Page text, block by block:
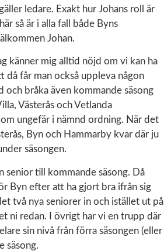
ledare. Exakt hur Johans roll är
så är i alla fall både Byns
Johan.
känner mig alltid nöjd om vi kan ha
då får man också uppleva någon
och bråka även kommande säsong
Västerås och Vetlanda
ungefär i nämnd ordning. När det
Byn och Hammarby kvar där ju
säsongen.
senior till kommande säsong. Då
Byn efter att ha gjort bra ifrån sig
två nya seniorer in och istället ut på
ni redan. I övrigt har vi en trupp där
sin nivå från förra säsongen (eller
säsong.